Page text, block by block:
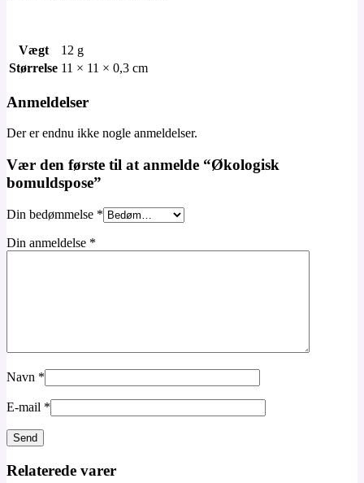
Vægt
12 g
Størrelse 11 × 11 × 0,3 cm
Anmeldelser
Der er endnu ikke nogle anmeldelser.
Vær den første til at anmelde “Økologisk
bomuldspose”
Din bedømmelse *
Din anmeldelse *
Navn *
E-mail *
Relaterede varer